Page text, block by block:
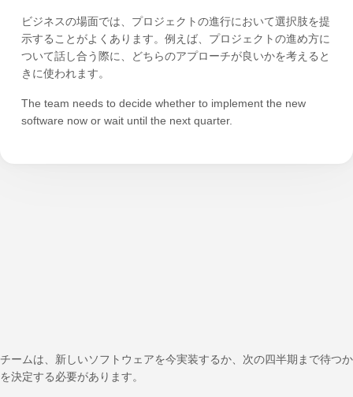
ビジネスの場面では、プロジェクトの進行において選択肢を提
示することがよくあります。例えば、プロジェクトの進め方に
ついて話し合う際に、どちらのアプローチが良いかを考えると
きに使われます。
The team needs to decide whether to implement the new
software now or wait until the next quarter.
チームは、新しいソフトウェアを今実装するか、次の四半期まで待つか
を決定する必要があります。